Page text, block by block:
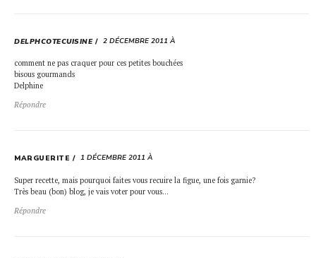
DELPHCOTECUISINE 2 DÉCEMBRE 2011 À
comment ne pas craquer pour ces petites bouchées
bisous gourmands
Delphine
Répondre
MARGUERITE 1 DÉCEMBRE 2011 À
Super recette, mais pourquoi faites vous recuire la figue, une fois garnie?
Très beau (bon) blog, je vais voter pour vous…
Répondre